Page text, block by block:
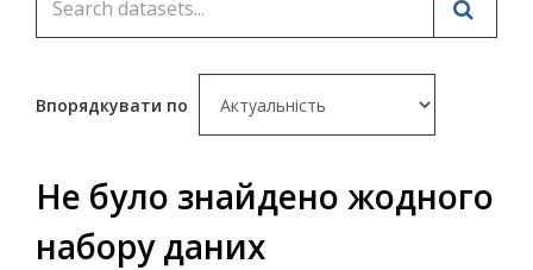
Впорядкувати по
Не було знайдено жодного
набору даних